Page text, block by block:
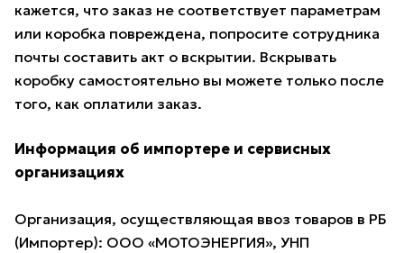
кажется, что заказ не соответствует параметрам
или коробка повреждена, попросите сотрудника
почты составить акт о вскрытии. Вскрывать
коробку самостоятельно вы можете только после
того, как оплатили заказ.
Информация об импортере и сервисных
организациях
Организация, осуществляющая ввоз товаров в РБ
(Импортер): ООО «МОТОЭНЕРГИЯ», УНП